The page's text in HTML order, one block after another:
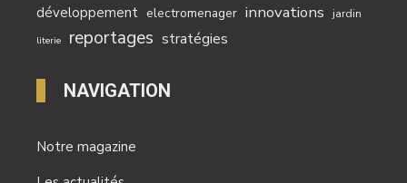
développement electromenager innovations jardin
literie reportages stratégies
NAVIGATION
Notre magazine